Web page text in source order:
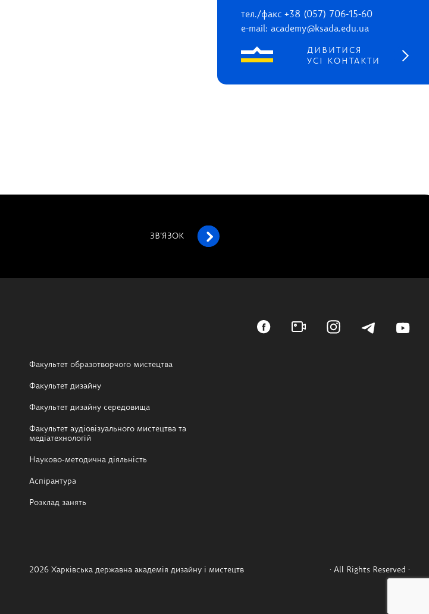
тел./факс +38 (057) 706-15-60
e-mail: academy@ksada.edu.ua
ДИВИТИСЯ
УСІ КОНТАКТИ
ЗВ’ЯЗОК
Факультет образотворчого мистецтва
Факультет дизайну
Факультет дизайну середовища
Факультет аудіовізуального мистецтва та
медіатехнологій
Науково-методична діяльність
Аспірантура
Розклад занять
2026 Харківська державна академія дизайну і мистецтв · All Rights Reserved ·